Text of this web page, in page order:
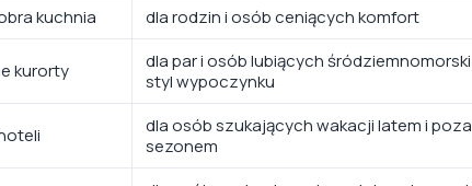
kuchnia dla rodzin i osób ceniących komfort
kurorty
dla par i osób lubiących śródziemnomorski
styl wypoczynku
dla osób szukających wakacji latem i poza
sezonem